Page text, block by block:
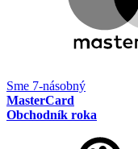
Sme 7-násobný
MasterCard
Obchodník roka